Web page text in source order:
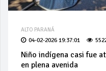
ALTO PARANÁ
04-02-2026 19:37:01
Niño indígena casi fue
en plena avenida